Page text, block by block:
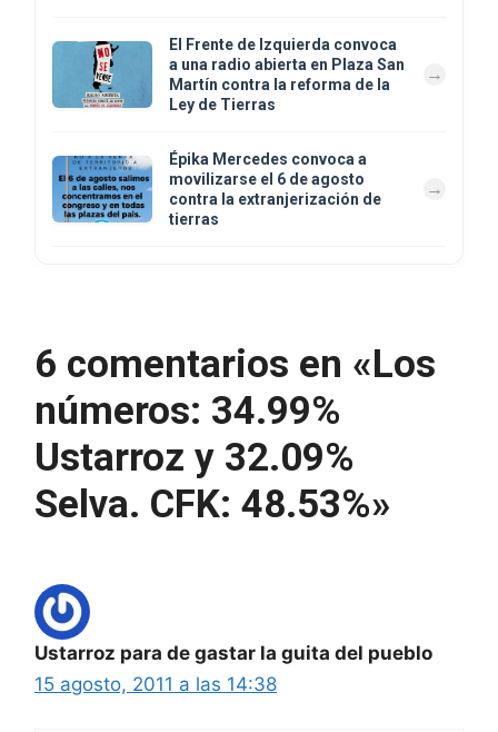
El Frente de Izquierda convoca
a una radio abierta en Plaza San
Martín contra la reforma de la
Ley de Tierras
Épika Mercedes convoca a
movilizarse el 6 de agosto
contra la extranjerización de
tierras
6 comentarios en «Los
números: 34.99%
Ustarroz y 32.09%
Selva. CFK: 48.53%»
Ustarroz para de gastar la guita del pueblo
15 agosto, 2011 a las 14:38